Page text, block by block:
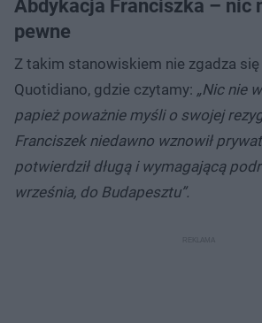
Abdykacja Franciszka – nic
pewne
Z takim stanowiskiem nie zgadza
Quotidiano, gdzie czytamy: „Nic nie
papież poważnie myśli o swojej
Franciszek niedawno wznowił
potwierdził długą i wymagającą
września, do Budapesztu”.